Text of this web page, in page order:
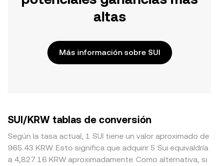
altas
Más información sobre SUI
SUI/KRW tablas de conversión
Según la tasa actual, 1 SUI tiene un valor aproximado de
965.43 KRW. Esto significa que adquirir 5 Sui equivaldría
a 4,827.16 KRW aproximadamente. Como alternativa, si